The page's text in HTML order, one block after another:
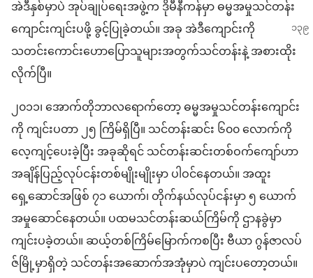
အဲဒီနှစ်မှာပဲ အုပ်ချုပ်ရေးအဖွဲ့က ဒိုမီနီကန်မှာ ဓမ္မအမှုသင်တန်း
ကျောင်းကျင်းပဖို့ ခွင့်ပြုခဲ့တယ်။ အခု အဲဒီကျောင်းကို
သတင်းကောင်းဟောပြောသူများအတွက်သင်တန်းနဲ့ အစားထိုး
လိုက်ပြီ။
၂၀၁၁၊ အောက်တိုဘာလရောက်တော့ ဓမ္မအမှုသင်တန်းကျောင်း
ကို ကျင်းပတာ ၂၅ ကြိမ်ရှိပြီ။ သင်တန်းဆင်း ၆၀၀ လောက်ကို
လေ့ကျင့်ပေးခဲ့ပြီး အခုဆိုရင် သင်တန်းဆင်းတစ်ဝက်ကျော်ဟာ
အချိန်ပြည့်လုပ်ငန်းတစ်မျိုးမျိုးမှာ ပါဝင်နေတယ်။ အထူး
ရှေ့ဆောင်အဖြစ် ၇၁ ယောက်၊ တိုက်နယ်လုပ်ငန်းမှာ ၅ ယောက်
အမှုဆောင်နေတယ်။ ပထမသင်တန်းဆယ်ကြိမ်ကို ဌာနခွဲမှာ
ကျင်းပခဲ့တယ်။ ဆယ့်တစ်ကြိမ်မြောက်ကစပြီး ဗီယာ ဂွန်ဇာလပ်
ဇ်မြို့မှာရှိတဲ့ သင်တန်းအဆောက်အအုံမှာပဲ ကျင်းပတော့တယ်။